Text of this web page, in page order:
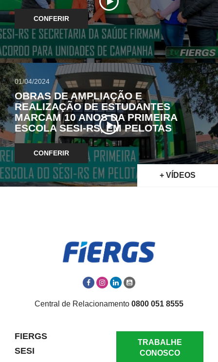
CONFERIR
01/04/2024
OBRAS DE AMPLIAÇÃO E
REALIZAÇÃO DE ESTUDANTES
MARCAM 10 ANOS DA PRIMEIRA
ESCOLA SESI-RS, EM PELOTAS
CONFERIR
+ VÍDEOS
Central de Relacionamento 0800 051 8555
FIERGS
SESI
TRABALHE
CONOSCO